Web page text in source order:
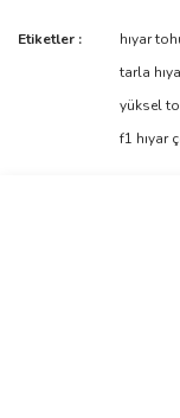
Etiketler : hıyar
tarla
yüksel
f1 hıyar